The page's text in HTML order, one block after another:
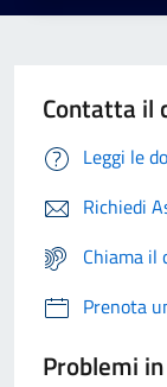
Contatta il
Leggi le
Richiedi
Chiama il
Prenota
Problemi